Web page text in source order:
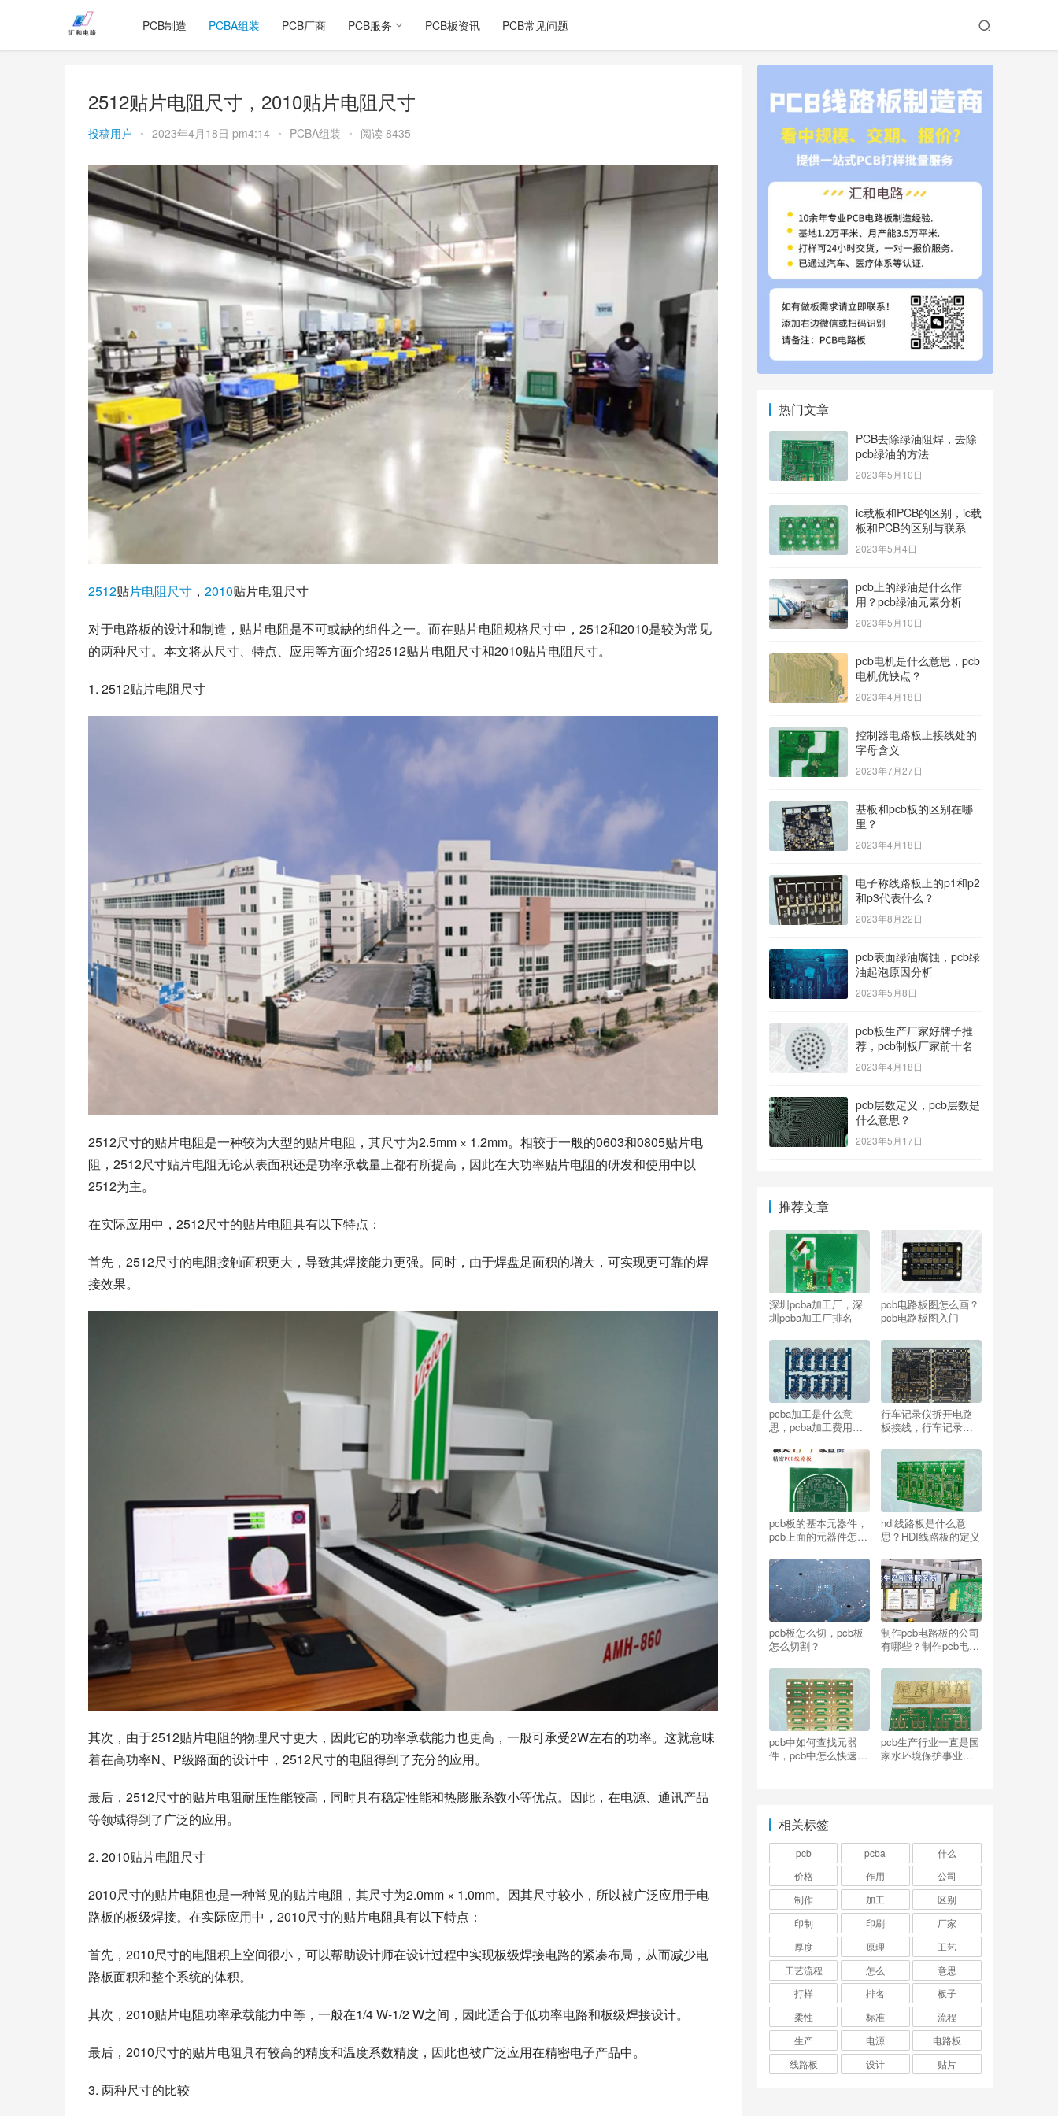
PCB制造 PCBA组装 PCB厂商 PCB服务 PCB板资讯 PCB常见问题
2512贴片电阻尺寸，2010贴片电阻尺寸
投稿用户 • 2023年4月18日 pm4:14 • PCBA组装 • 阅读 8435
2512贴片电阻尺寸 ， 2010贴片电阻尺寸
对于电路板的设计和制造，贴片电阻是不可或缺的组件之一。而在贴片电阻规格尺寸中，2512和2010是较为常见
的两种尺寸。本文将从尺寸、特点、应用等方面介绍2512贴片电阻尺寸和2010贴片电阻尺寸。
1. 2512贴片电阻尺寸
2512尺寸的贴片电阻是一种较为大型的贴片电阻，其尺寸为2.5mm × 1.2mm。相较于一般的0603和0805贴片电
阻，2512尺寸贴片电阻无论从表面积还是功率承载量上都有所提高，因此在大功率贴片电阻的研发和使用中以
2512为主。
在实际应用中，2512尺寸的贴片电阻具有以下特点：
首先，2512尺寸的电阻接触面积更大，导致其焊接能力更强。同时，由于焊盘足面积的增大，可实现更可靠的焊
接效果。
其次，由于2512贴片电阻的物理尺寸更大，因此它的功率承载能力也更高，一般可承受2W左右的功率。这就意味
着在高功率N、P级路面的设计中，2512尺寸的电阻得到了充分的应用。
最后，2512尺寸的贴片电阻耐压性能较高，同时具有稳定性能和热膨胀系数小等优点。因此，在电源、通讯产品
等领域得到了广泛的应用。
2. 2010贴片电阻尺寸
2010尺寸的贴片电阻也是一种常见的贴片电阻，其尺寸为2.0mm × 1.0mm。因其尺寸较小，所以被广泛应用于电
路板的板级焊接。在实际应用中，2010尺寸的贴片电阻具有以下特点：
首先，2010尺寸的电阻积上空间很小，可以帮助设计师在设计过程中实现板级焊接电路的紧凑布局，从而减少电
路板面积和整个系统的体积。
其次，2010贴片电阻功率承载能力中等，一般在1/4 W-1/2 W之间，因此适合于低功率电路和板级焊接设计。
最后，2010尺寸的贴片电阻具有较高的精度和温度系数精度，因此也被广泛应用在精密电子产品中。
3. 两种尺寸的比较
热门文章
PCB去除绿油阻焊，去除
pcb绿油的方法
2023年5月10日
ic载板和PCB的区别，ic载
板和PCB的区别与联系
2023年5月4日
pcb上的绿油是什么作
用？pcb绿油元素分析
2023年5月10日
pcb电机是什么意思，pcb
电机优缺点？
2023年4月18日
控制器电路板上接线处的
字母含义
2023年7月27日
基板和pcb板的区别在哪
里？
2023年4月18日
电子称线路板上的p1和p2
和p3代表什么？
2023年8月22日
pcb表面绿油腐蚀，pcb绿
油起泡原因分析
2023年5月8日
pcb板生产厂家好牌子推
荐，pcb制板厂家前十名
2023年4月18日
pcb层数定义，pcb层数是
什么意思？
2023年5月17日
推荐文章
深圳pcba加工厂，深
圳pcba加工厂排名
pcb电路板图怎么画？
pcb电路板图入门
pcba加工是什么意
思，pcba加工费用计
行车记录仪拆开电路
板接线，行车记录怎
pcb板的基本元器件，
pcb上面的元器件怎么
hdi线路板是什么意
思？HDI线路板的定义
pcb板怎么切，pcb板
怎么切割？
制作pcb电路板的公司
有哪些？制作pcb电路
pcb中如何查找元器
件，pcb中怎么快速查
pcb生产行业一直是国
家水环境保护事业重
相关标签
pcb pcba
什么
价格
作用
公司
制作
加工
区别
印制
印刷
厂家
厚度
原理
工艺
工艺流程
怎么
意思
打样
排名
板子
柔性
标准
流程
生产
电源
电路板
线路板
设计 贴片